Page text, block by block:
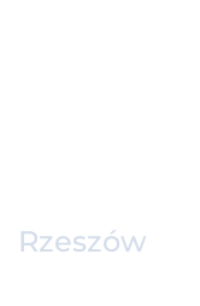
Rzeszów